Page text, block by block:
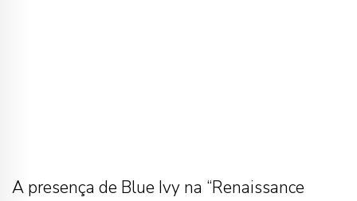
A presença de Blue Ivy na “Renaissance